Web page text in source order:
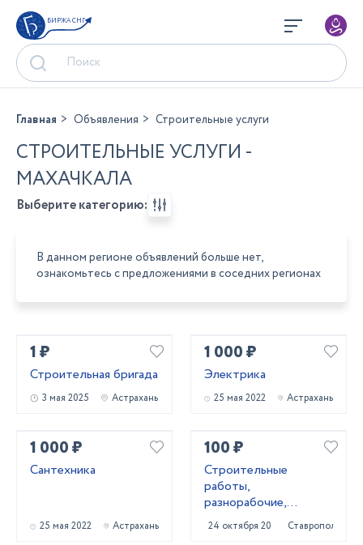
БИРЖА СНГ
Главная Объявления Строительные услуги
СТРОИТЕЛЬНЫЕ УСЛУГИ -
МАХАЧКАЛА
Выберите категорию:
В данном регионе объявлений больше нет,
ознакомьтесь с предложениями в соседних регионах
1 ₽
Строительная бригада
3 мая 2025 Астрахань
1 000 ₽
Электрика
25 мая 2022 Астрахань
1 000 ₽
Сантехника
25 мая 2022 Астрахань
100 ₽
Строитeльныe
paботы,
разнорaбочиe,
рaбoчий нa чаc,
pабoчий нa пoлный
24 октября 2023 Ставрополь